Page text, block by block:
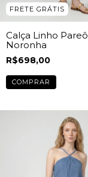
FRETE GRÁTIS
Calça Linho Pareô
Noronha
R$698,00
COMPRAR